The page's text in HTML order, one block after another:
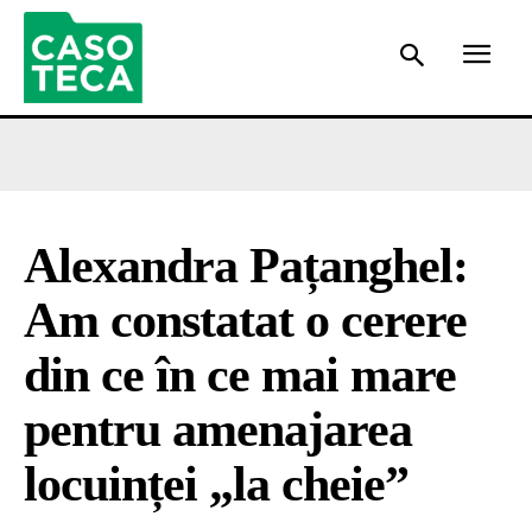
Alexandra Pațanghel:
Am constatat o cerere
din ce în ce mai mare
pentru amenajarea
locuinței „la cheie”